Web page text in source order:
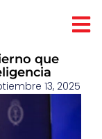
que
13, 2025